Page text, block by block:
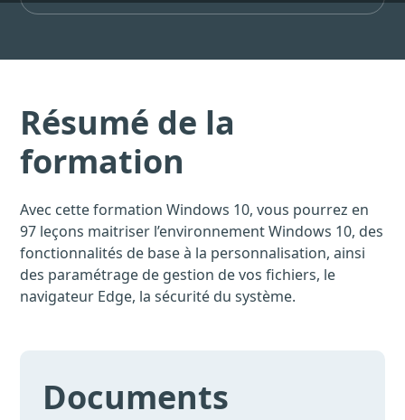
Résumé de la
formation
Avec cette formation Windows 10, vous pourrez en
97 leçons maitriser l’environnement Windows 10, des
fonctionnalités de base à la personnalisation, ainsi
des paramétrage de gestion de vos fichiers, le
navigateur Edge, la sécurité du système.
Documents